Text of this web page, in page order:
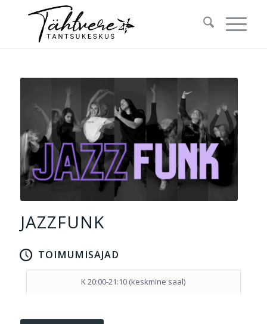
JAZZFUNK
TOIMUMISAJAD
K 20:00-21:10 (keskmine saal)